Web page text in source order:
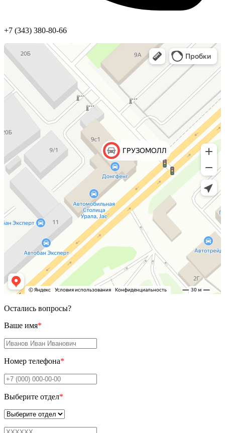
+7 (343) 380-80-66
Остались вопросы?
Ваше имя*
Номер телефона*
Выберите отдел*